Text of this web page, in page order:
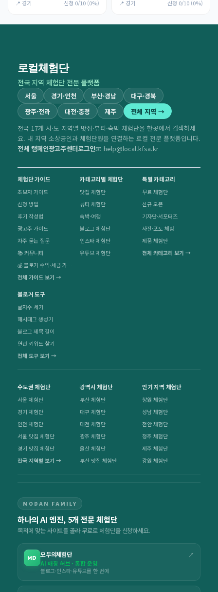
📍 경기 신청 0/10 (0%) 📍 경기 신청 0/10 (0%)
로컬체험단
전국 지역 체험단 전문 플랫폼
서울 경기·인천 부산·경남
대구·경북
광주·전라
대전·충청 제주
전체 지역 →
전국 17개 시·도 지역별 맛집·뷰티·숙박 체험단을 한곳에서 검색하세
요. 내 지역 소상공인과 체험단원을 연결하는 로컬 전문 플랫폼입니다.
전체 캠페인광고주센터로그인📧 help@local.kfsa.kr
체험단 가이드
초보자 가이드
신청 방법
후기 작성법
광고주 가이드
자주 묻는 질문
📚 커뮤니티
💰 블로거 수익·세금 가이드
전체 가이드 보기 →
카테고리별 체험단
맛집 체험단
뷰티 체험단
숙박·여행
블로그 체험단
인스타 체험단
유튜브 체험단
특별 카테고리
무료 체험단
신규 오픈
기자단·서포터즈
사진·포토 체험
제품 체험단
전체 카테고리 보기 →
블로거 도구
글자수 세기
해시태그 생성기
블로그 제목 길이
연관 키워드 찾기
전체 도구 보기 →
수도권 체험단
서울 체험단
경기 체험단
인천 체험단
서울 맛집 체험단
경기 맛집 체험단
전국 지역별 보기 →
광역시 체험단
부산 체험단
대구 체험단
대전 체험단
광주 체험단
울산 체험단
부산 맛집 체험단
인기 지역 체험단
창원 체험단
성남 체험단
천안 체험단
청주 체험단
제주 체험단
강원 체험단
MODAN FAMILY
하나의 AI 엔진, 5개 전문 체험단
목적에 맞는 사이트를 골라 무료로 체험단을 신청하세요.
MD 모두의체험단 ↗
AI 매칭 허브 · 통합 운영
블로그·인스타·유튜브를 한 번에